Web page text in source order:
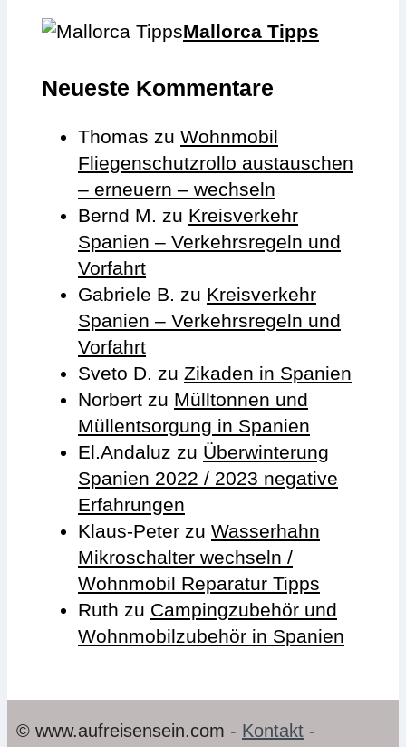
Mallorca Tipps
Neueste Kommentare
Thomas zu Wohnmobil
Fliegenschutzrollo austauschen
– erneuern – wechseln
Bernd M. zu Kreisverkehr
Spanien – Verkehrsregeln und
Vorfahrt
Gabriele B. zu Kreisverkehr
Spanien – Verkehrsregeln und
Vorfahrt
Sveto D. zu Zikaden in Spanien
Norbert zu Mülltonnen und
Müllentsorgung in Spanien
El.Andaluz zu Überwinterung
Spanien 2022 / 2023 negative
Erfahrungen
Klaus-Peter zu Wasserhahn
Mikroschalter wechseln /
Wohnmobil Reparatur Tipps
Ruth zu Campingzubehör und
Wohnmobilzubehör in Spanien
© www.aufreisensein.com - Kontakt -